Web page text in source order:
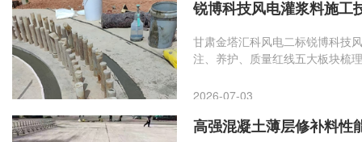
锐博科技风电灌浆料施工
甘肃金塔汇科风电二标锐博科技
注、养护、质量红线五大板块梳
2026-07-03
高强混凝土薄层修补料性